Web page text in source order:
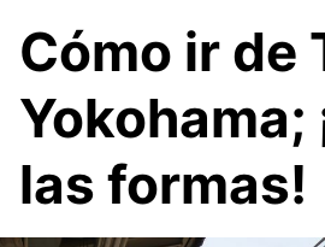
e
Cómo ir de
Yokohama;
las formas!